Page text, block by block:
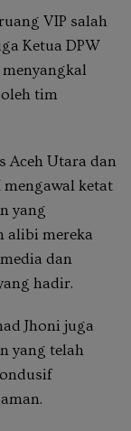
VIP salah
Ketua DPW
tim
Aceh Utara dan
ketat
yang
alibi mereka
dan
hadir.
Jhoni juga
yang telah